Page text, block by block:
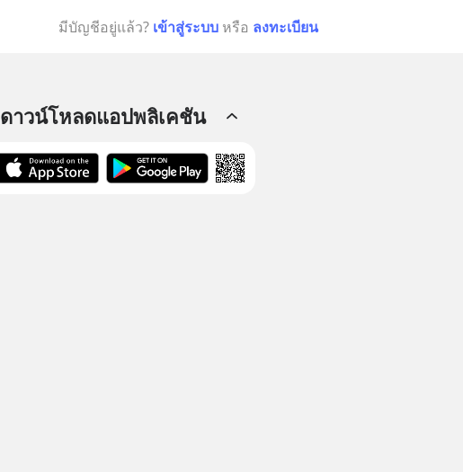
มีบัญชีอยู่แล้ว? เข้าสู่ระบบ หรือ ลงทะเบียน
ดาวน์โหลดแอปพลิเคชัน